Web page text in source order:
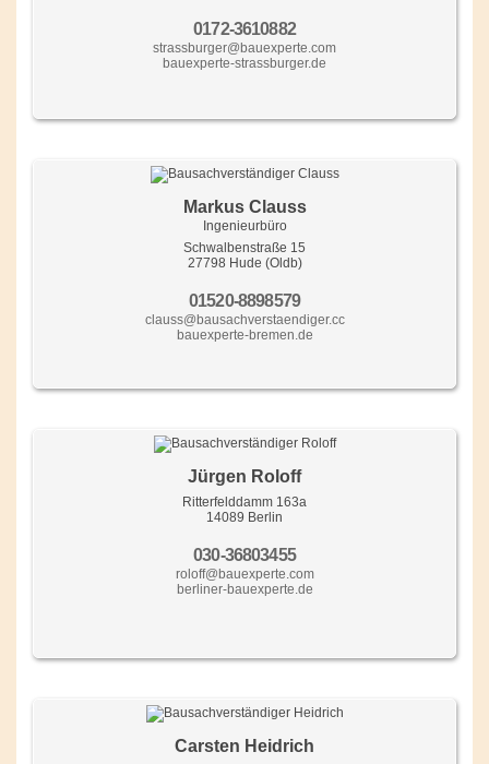
0172-3610882
strassburger@bauexperte.com
bauexperte-strassburger.de
Markus Clauss
Ingenieurbüro
Schwalbenstraße 15
27798 Hude (Oldb)
01520-8898579
clauss@bausachverstaendiger.cc
bauexperte-bremen.de
Jürgen Roloff
Ritterfelddamm 163a
14089 Berlin
030-36803455
roloff@bauexperte.com
berliner-bauexperte.de
Carsten Heidrich